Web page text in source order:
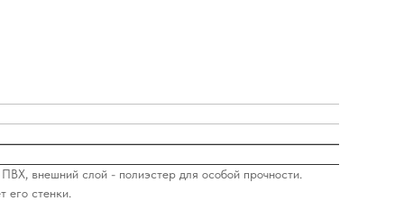
внешний слой - полиэстер для особой прочности.
его стенки.